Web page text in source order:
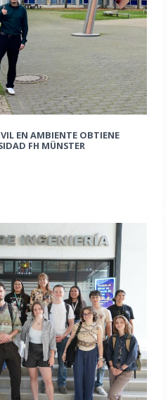
EN AMBIENTE OBTIENE
FH MÜNSTER